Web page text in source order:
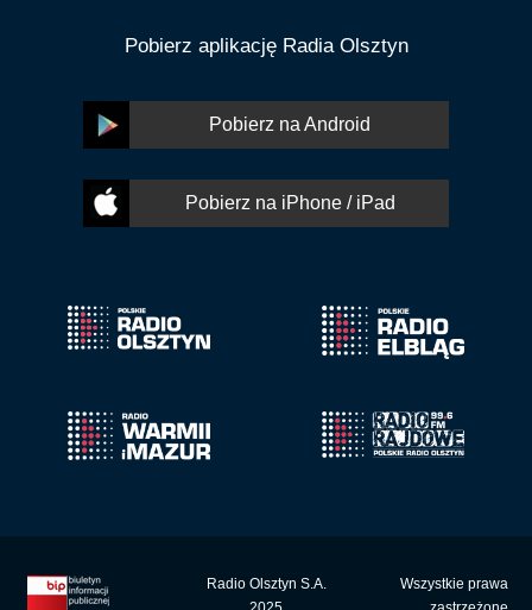
Pobierz aplikację Radia Olsztyn
Pobierz na Android
Pobierz na iPhone / iPad
Radio Olsztyn S.A.
Wszystkie prawa